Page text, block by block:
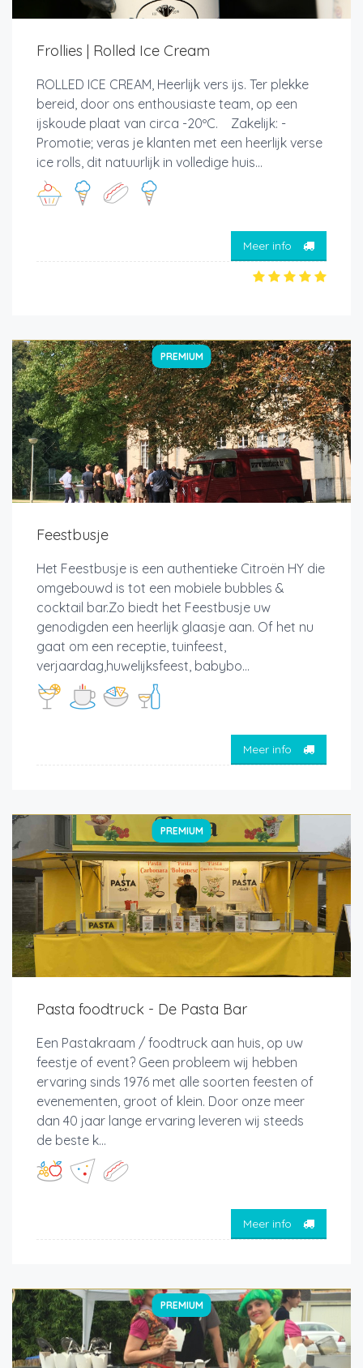
Frollies | Rolled Ice Cream
ROLLED ICE CREAM, Heerlijk vers ijs. Ter plekke
bereid, door ons enthousiaste team, op een
ijskoude plaat van circa -20ºC. Zakelijk: -
Promotie; veras je klanten met een heerlijk verse
ice rolls, dit natuurlijk in volledige huis...
Meer info
PREMIUM
Feestbusje
Het Feestbusje is een authentieke Citroën HY die
omgebouwd is tot een mobiele bubbles &
cocktail bar.Zo biedt het Feestbusje uw
genodigden een heerlijk glaasje aan. Of het nu
gaat om een receptie, tuinfeest,
verjaardag,huwelijksfeest, babybo...
Meer info
PREMIUM
Pasta foodtruck - De Pasta Bar
Een Pastakraam / foodtruck aan huis, op uw
feestje of event? Geen probleem wij hebben
ervaring sinds 1976 met alle soorten feesten of
evenementen, groot of klein. Door onze meer
dan 40 jaar lange ervaring leveren wij steeds
de beste k...
Meer info
PREMIUM